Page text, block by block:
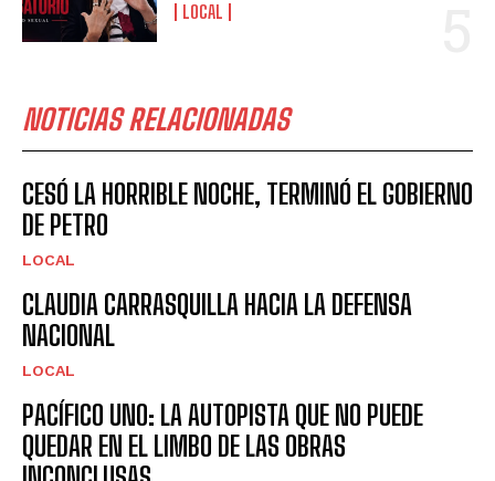
LOCAL
NOTICIAS RELACIONADAS
CESÓ LA HORRIBLE NOCHE, TERMINÓ EL GOBIERNO
DE PETRO
LOCAL
CLAUDIA CARRASQUILLA HACIA LA DEFENSA
NACIONAL
LOCAL
PACÍFICO UNO: LA AUTOPISTA QUE NO PUEDE
QUEDAR EN EL LIMBO DE LAS OBRAS